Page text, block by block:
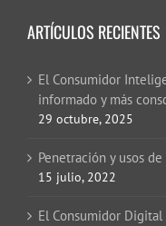
ARTÍCULOS RECIENTES
El Consumidor
informado y más
29 octubre, 2025
Penetración y usos
15 julio, 2022
El Consumidor